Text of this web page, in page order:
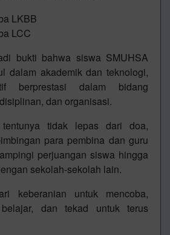
LKBB
LCC
bukti bahwa siswa SMUHSA
dalam akademik dan teknologi,
berprestasi dalam bidang
dan organisasi.
tidak lepas dari doa,
para pembina dan guru
perjuangan siswa hingga
sekolah-sekolah lain.
keberanian untuk mencoba,
dan tekad untuk terus